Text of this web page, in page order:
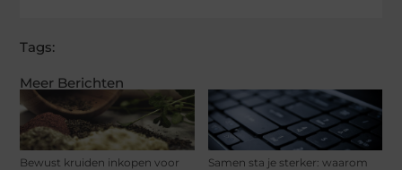
Meer Berichten
Bewust kruiden inkopen voor
Samen sta je sterker: waarom
Tags: